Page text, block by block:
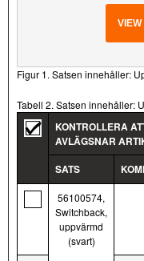
Figur 1. Satsen innehåller:
Tabell 2. Satsen innehåller:
KONTROLLERA
AVLÄGSNAR
SATS
56100574,
Switchback,
uppvärmd
(svart)